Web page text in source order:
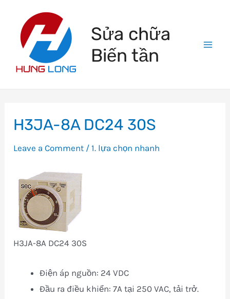
content
Sửa chữa
Biến tần
H3JA-8A DC24 30S
Leave a Comment /1. lựa chọn nhanh
H3JA-8A DC24 30S
Điện áp nguồn: 24 VDC
Đầu ra điều khiển: 7A tại 250 VAC, tải trở.